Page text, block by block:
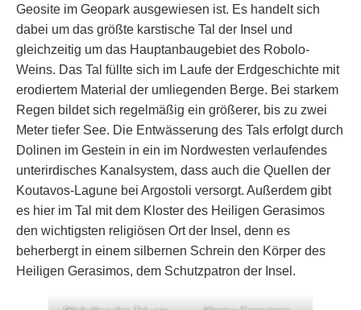
Geosite im Geopark ausgewiesen ist. Es handelt sich
dabei um das größte karstische Tal der Insel und
gleichzeitig um das Hauptanbaugebiet des Robolo-
Weins. Das Tal füllte sich im Laufe der Erdgeschichte mit
erodiertem Material der umliegenden Berge. Bei starkem
Regen bildet sich regelmäßig ein größerer, bis zu zwei
Meter tiefer See. Die Entwässerung des Tals erfolgt durch
Dolinen im Gestein in ein im Nordwesten verlaufendes
unterirdisches Kanalsystem, dass auch die Quellen der
Koutavos-Lagune bei Argostoli versorgt. Außerdem gibt
es hier im Tal mit dem Kloster des Heiligen Gerasimos
den wichtigsten religiösen Ort der Insel, denn es
beherbergt in einem silbernen Schrein den Körper des
Heiligen Gerasimos, dem Schutzpatron der Insel.